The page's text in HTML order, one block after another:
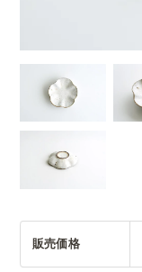
販売価格